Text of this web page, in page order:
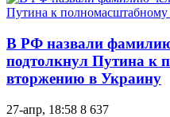
В РФ назвали
подтолкнул Путина к
вторжению в Украину
27-апр, 18:58 8 637